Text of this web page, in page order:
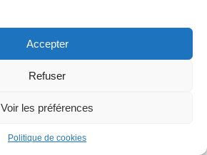
Accepter
Refuser
Voir les préférences
Politique de cookies